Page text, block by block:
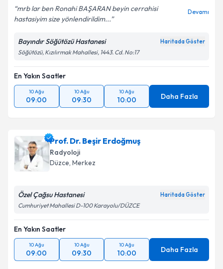
mrb lar ben Ronahi BAŞARAN beyin cerrahisi
hastasiyim size yönlendirildim...
Devamı
Bayındır Söğütözü Hastanesi Haritada Göster
Söğütözü, Kızılırmak Mahallesi, 1443. Cd. No:17
En Yakın Saatler
10 Ağu
09:00
10 Ağu
09:30
10 Ağu
10:00 Daha Fazla
Prof. Dr. Beşir Erdoğmuş
Radyoloji
Düzce, Merkez
Özel Çağsu Hastanesi Haritada Göster
Cumhuriyet Mahallesi D-100 Karayolu/DÜZCE
En Yakın Saatler
10 Ağu
09:00
10 Ağu
09:30
10 Ağu
10:00 Daha Fazla